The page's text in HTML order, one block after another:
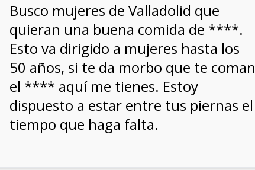
Busco mujeres de Valladolid que
quieran una buena comida de ****.
Esto va dirigido a mujeres hasta los
50 años, si te da morbo que te coman
el **** aquí me tienes. Estoy
dispuesto a estar entre tus piernas el
tiempo que haga falta.